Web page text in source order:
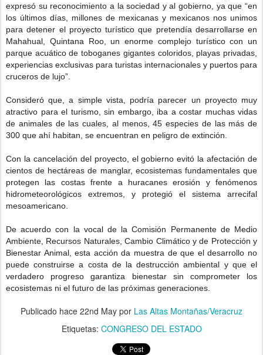
expresó su reconocimiento a la sociedad y al gobierno, ya que “en
los últimos días, millones de mexicanas y mexicanos nos unimos
para detener el proyecto turístico que pretendía desarrollarse en
Mahahual, Quintana Roo, un enorme complejo turístico con un
parque acuático de toboganes gigantes coloridos, playas privadas,
experiencias exclusivas para turistas internacionales y puertos para
cruceros de lujo”.
Consideró que, a simple vista, podría parecer un proyecto muy
atractivo para el turismo, sin embargo, iba a costar muchas vidas
de animales de las cuales, al menos, 45 especies de las más de
300 que ahí habitan, se encuentran en peligro de extinción.
Con la cancelación del proyecto, el gobierno evitó la afectación de
cientos de hectáreas de manglar, ecosistemas fundamentales que
protegen las costas frente a huracanes erosión y fenómenos
hidrometeorológicos extremos, y protegió el sistema arrecifal
mesoamericano.
De acuerdo con la vocal de la Comisión Permanente de Medio
Ambiente, Recursos Naturales, Cambio Climático y de Protección y
Bienestar Animal, esta acción da muestra de que el desarrollo no
puede construirse a costa de la destrucción ambiental y que el
verdadero progreso garantiza bienestar sin comprometer los
ecosistemas ni el futuro de las próximas generaciones.
Publicado hace 22nd May por Las Altas Montañas/Veracruz
Etiquetas: CONGRESO DEL ESTADO